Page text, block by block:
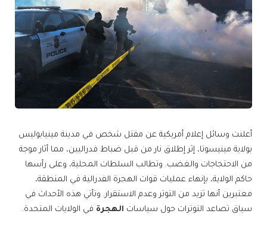
أعلنت وسائل إعلام أمريكية عن مقتل شخص في مدينة مينيابوليس
بولاية مينيسوتا، إثر إطلاق نار من قبل ضباط فدراليين، مما أثار موجة
من الاحتجاجات والغضب. وتطالب السلطات المحلية، وعلى رأسها
حاكم الولاية، بإنهاء عمليات قوات الهجرة الفدرالية في المنطقة،
معتبرين أنها تزيد من التوتر وعدم الاستقرار. وتأتي هذه الأحداث في
سياق تصاعد التوترات حول سياسات الهجرة في الولايات المتحدة.